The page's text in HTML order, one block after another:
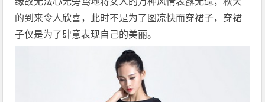
的到来令人欣喜，此时不是为了图凉快而穿裙子，穿裙
子仅是为了肆意表现自己的美丽。